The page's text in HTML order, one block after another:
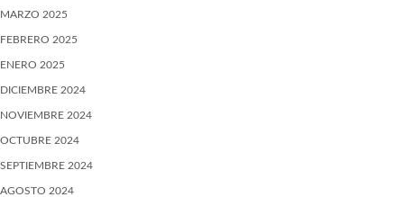
MARZO 2025
FEBRERO 2025
ENERO 2025
DICIEMBRE 2024
NOVIEMBRE 2024
OCTUBRE 2024
SEPTIEMBRE 2024
AGOSTO 2024